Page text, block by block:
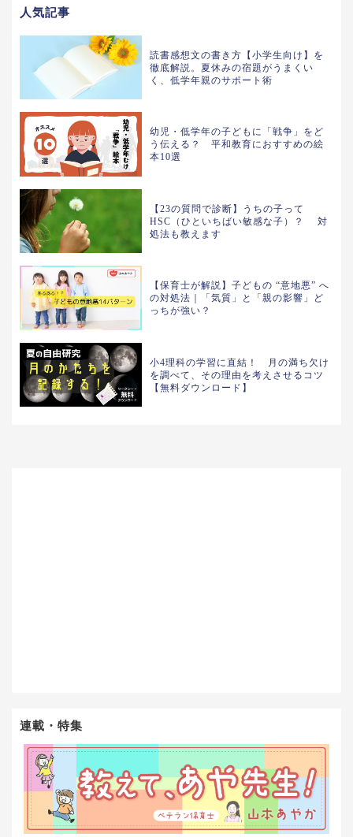
人気記事
読書感想文の書き方【小学生向け】を
徹底解説。夏休みの宿題がうまくい
く、低学年親のサポート術
幼児・低学年の子どもに「戦争」をど
う伝える？ 平和教育におすすめの絵
本10選
【23の質問で診断】うちの子って
HSC（ひといちばい敏感な子）？ 対
処法も教えます
【保育士が解説】子どもの “意地悪” へ
の対処法｜「気質」と「親の影響」ど
っちが強い？
小4理科の学習に直結！ 月の満ち欠け
を調べて、その理由を考えさせるコツ
【無料ダウンロード】
連載・特集